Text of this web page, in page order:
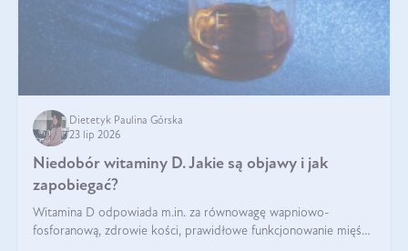
Dietetyk Paulina Górska
23 lip 2026
Niedobór witaminy D. Jakie są objawy i jak
zapobiegać?
Witamina D odpowiada m.in. za równowagę wapniowo-
fosforanową, zdrowie kości, prawidłowe funkcjonowanie mięśni